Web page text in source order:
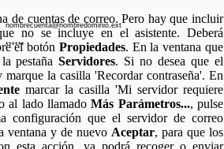
de cuentas de correo. Pero hay que incluir
no se incluye en el asistente. Deberá
el botón Propiedades. En la ventana que
la pestañaServidores. Si no desea que el
la casilla 'Recordar contraseña'. En
marcar la casilla 'Mi servidor requiere
al lado llamadoMás Parámetros..., pulse
configuración que el servidor de correo
ventana y de nuevo Aceptar, para que los
esta acción, ya podrá recoger o enviar
nombrecuenta@nombredominio.ext
******